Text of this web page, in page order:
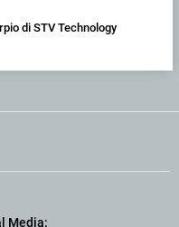
di STV Technology
Media: